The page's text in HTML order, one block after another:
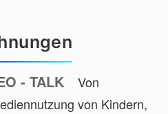
- TALK
Von
von Kindern,